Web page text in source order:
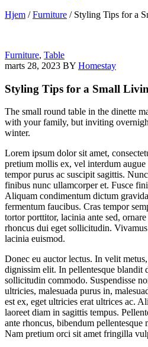
Hjem / Furniture / Styling Tips for a
Furniture, Table
marts 28, 2023 BY Homestay
Styling Tips for a Small
The small round table in the dinette
with your family, but inviting
winter.
Lorem ipsum dolor sit amet,
pretium mollis ex, vel interdum
tempor purus ac suscipit sagittis.
finibus nunc ullamcorper et. Fusce
Aliquam condimentum dictum
fermentum faucibus. Cras tempor
tortor porttitor, lacinia ante sed,
rhoncus dui eget sollicitudin.
lacinia euismod.
Donec eu auctor lectus. In velit
dignissim elit. In pellentesque blandit
sollicitudin commodo. Suspendisse
ultricies, malesuada purus in,
est ex, eget ultricies erat ultrices ac.
laoreet diam in sagittis tempus.
ante rhoncus, bibendum pellentesque
Nam pretium orci sit amet fringilla